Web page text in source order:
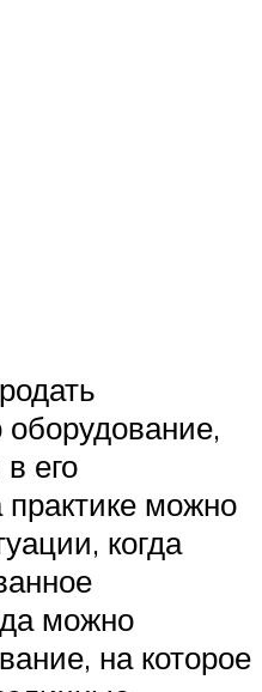
его
можно
когда
можно
на которое